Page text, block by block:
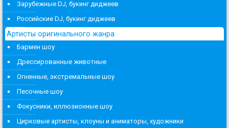
Зарубежные DJ, букинг диджеев
Российские DJ, букинг диджеев
Артисты оригинального жанра
Бармен шоу
Дрессированные животные
Огненные, экстремальные шоу
Песочные шоу
Фокусники, иллюзионные шоу
Цирковые артисты, клоуны и аниматоры, художники